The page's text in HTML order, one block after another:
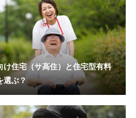
け住宅（サ高住）と住宅型有料
選ぶ？